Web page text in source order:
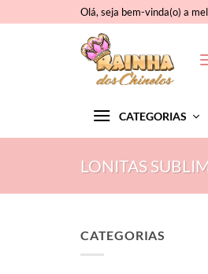
to
Olá, seja bem-vinda(o) a
CATEGORIAS
LONITAS
CATEGORIAS